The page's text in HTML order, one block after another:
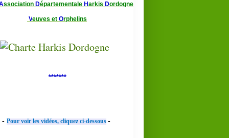
ssociation Départementale Harkis Dordogne
Veuves et Orphelins
*******
- Pour voir les vidéos, cliquez ci-dessous -